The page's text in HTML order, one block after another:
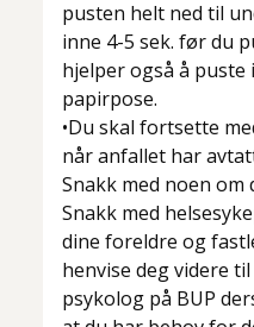
pusten helt ned til
inne 4-5 sek. før du
hjelper også å
papirpose.
•Du skal fortsette
når anfallet har
Snakk med noen om
Snakk med
dine foreldre og
henvise deg videre
psykolog på BUP